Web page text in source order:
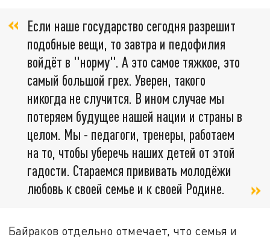
Если наше государство сегодня разрешит
подобные вещи, то завтра и педофилия
войдёт в "норму". А это самое тяжкое, это
самый большой грех. Уверен, такого
никогда не случится. В ином случае мы
потеряем будущее нашей нации и страны в
целом. Мы - педагоги, тренеры, работаем
на то, чтобы уберечь наших детей от этой
гадости. Стараемся прививать молодёжи
любовь к своей семье и к своей Родине.
Байраков отдельно отмечает, что семья и